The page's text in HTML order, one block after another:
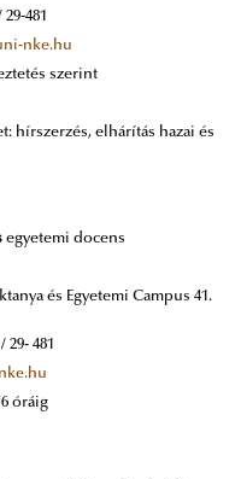
481
nke.hu
szerint
hírszerzés, elhárítás hazai és
egyetemi docens
és Egyetemi Campus 41.
29- 481
óráig